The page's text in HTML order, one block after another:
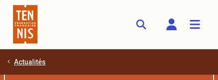
Aller au contenu principal
Actualités